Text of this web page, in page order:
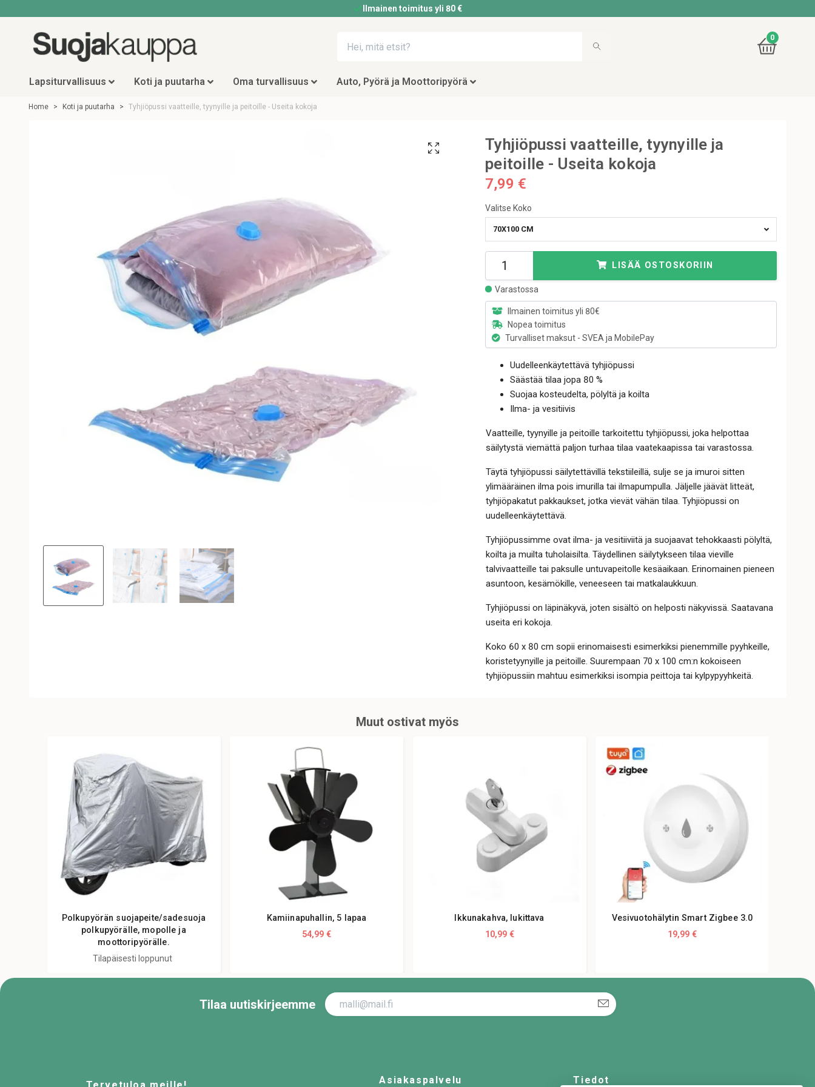
Ilmainen toimitus yli 80 €
0
Lapsiturvallisuus Koti ja puutarha Oma turvallisuus Auto, Pyörä ja Moottoripyörä
Home Koti ja puutarha Tyhjiöpussi vaatteille, tyynyille ja peitoille - Useita kokoja
Tyhjiöpussi vaatteille, tyynyille ja
peitoille - Useita kokoja
7,99 €
Valitse Koko
70X100 CM
LISÄÄ OSTOSKORIIN
Varastossa
Ilmainen toimitus yli 80€
Nopea toimitus
Turvalliset maksut - SVEA ja MobilePay
Uudelleenkäytettävä tyhjiöpussi
Säästää tilaa jopa 80 %
Suojaa kosteudelta, pölyltä ja koilta
Ilma- ja vesitiivis
Vaatteille, tyynyille ja peitoille tarkoitettu tyhjiöpussi, joka helpottaa
säilytystä viemättä paljon turhaa tilaa vaatekaapissa tai varastossa.
Täytä tyhjiöpussi säilytettävillä tekstiileillä, sulje se ja imuroi sitten
ylimääräinen ilma pois imurilla tai ilmapumpulla. Jäljelle jäävät litteät,
tyhjiöpakatut pakkaukset, jotka vievät vähän tilaa. Tyhjiöpussi on
uudelleenkäytettävä.
Tyhjiöpussimme ovat ilma- ja vesitiiviitä ja suojaavat tehokkaasti pölyltä,
koilta ja muilta tuholaisilta. Täydellinen säilytykseen tilaa vieville
talvivaatteille tai paksulle untuvapeitolle kesäaikaan. Erinomainen pieneen
asuntoon, kesämökille, veneeseen tai matkalaukkuun.
Tyhjiöpussi on läpinäkyvä, joten sisältö on helposti näkyvissä. Saatavana
useita eri kokoja.
Koko 60 x 80 cm sopii erinomaisesti esimerkiksi pienemmille pyyhkeille,
koristetyynyille ja peitoille. Suurempaan 70 x 100 cm:n kokoiseen
tyhjiöpussiin mahtuu esimerkiksi isompia peittoja tai kylpypyyhkeitä.
Muut ostivat myös
Polkupyörän suojapeite/sadesuoja
polkupyörälle, mopolle ja
moottoripyörälle.
Tilapäisesti loppunut
Kamiinapuhallin, 5 lapaa
54,99 €
Ikkunakahva, lukittava
10,99 €
Vesivuotohälytin Smart Zigbee 3.0
19,99 €
Tilaa uutiskirjeemme
Asiakaspalvelu Tiedot